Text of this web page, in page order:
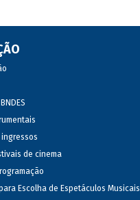
ingressos
de cinema
Escolha de Espetáculos Musicais